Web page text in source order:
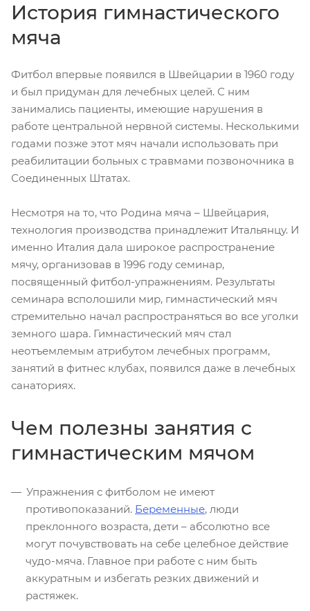
История гимнастического
мяча
Фитбол впервые появился в Швейцарии в 1960 году
и был придуман для лечебных целей. С ним
занимались пациенты, имеющие нарушения в
работе центральной нервной системы. Несколькими
годами позже этот мяч начали использовать при
реабилитации больных с травмами позвоночника в
Соединенных Штатах.
Несмотря на то, что Родина мяча – Швейцария,
технология производства принадлежит Итальянцу. И
именно Италия дала широкое распространение
мячу, организовав в 1996 году семинар,
посвященный фитбол-упражнениям. Результаты
семинара всполошили мир, гимнастический мяч
стремительно начал распространяться во все уголки
земного шара. Гимнастический мяч стал
неотъемлемым атрибутом лечебных программ,
занятий в фитнес клубах, появился даже в лечебных
санаториях.
Чем полезны занятия с
гимнастическим мячом
Упражнения с фитболом не имеют
противопоказаний. Беременные, люди
преклонного возраста, дети – абсолютно все
могут почувствовать на себе целебное действие
чудо-мяча. Главное при работе с ним быть
аккуратным и избегать резких движений и
растяжек.